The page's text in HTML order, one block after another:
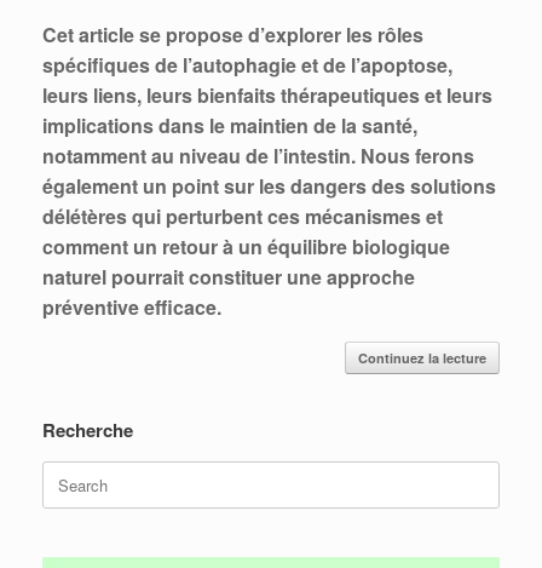
Cet article se propose d’explorer les rôles
spécifiques de l’autophagie et de l’apoptose,
leurs liens, leurs bienfaits thérapeutiques et leurs
implications dans le maintien de la santé,
notamment au niveau de l’intestin. Nous ferons
également un point sur les dangers des solutions
délétères qui perturbent ces mécanismes et
comment un retour à un équilibre biologique
naturel pourrait constituer une approche
préventive efficace.
Continuez la lecture
Recherche
Search
for: